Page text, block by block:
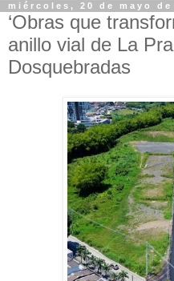
miércoles, 20 de mayo de
‘Obras que
anillo vial de La
Dosquebradas